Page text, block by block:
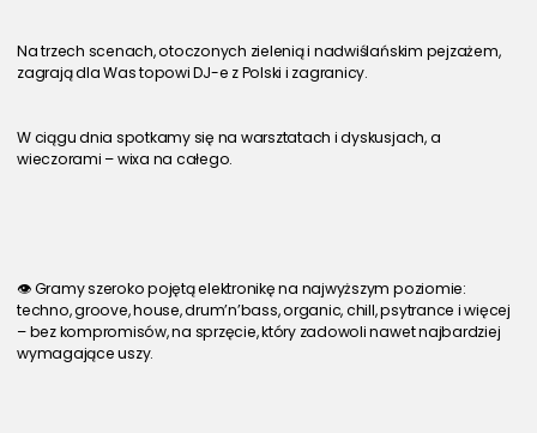
Na trzech scenach, otoczonych zielenią i nadwiślańskim pejzażem,
zagrają dla Was topowi DJ-e z Polski i zagranicy.
W ciągu dnia spotkamy się na warsztatach i dyskusjach, a
wieczorami – wixa na całego.
👁 Gramy szeroko pojętą elektronikę na najwyższym poziomie:
techno, groove, house, drum’n’bass, organic, chill, psytrance i więcej
– bez kompromisów, na sprzęcie, który zadowoli nawet najbardziej
wymagające uszy.